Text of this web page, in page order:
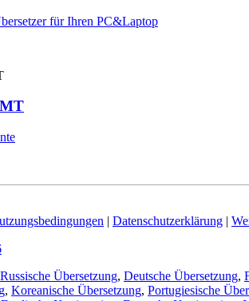
für Ihren PC&Laptop
| Datenschutzerklärung |
Russische Übersetzung, Deutsche Übersetzung,
, Koreanische Übersetzung, Portugiesische